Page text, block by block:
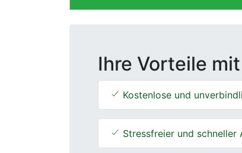
Ihre Vorteile
Kostenlose und
Stressfreier und schneller